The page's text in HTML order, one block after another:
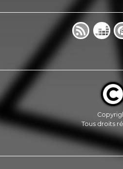
Tous droits